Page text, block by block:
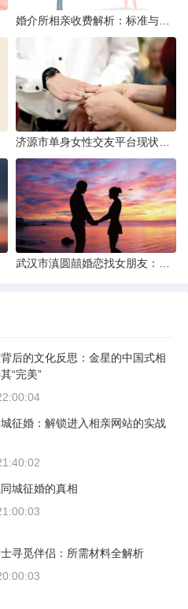
后的文化反思：金星的中国式相
“完美”
征婚：解锁进入相亲网站的实战
城征婚的真相
寻觅伴侣：所需材料全解析